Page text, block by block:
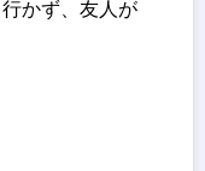
かず、友人が